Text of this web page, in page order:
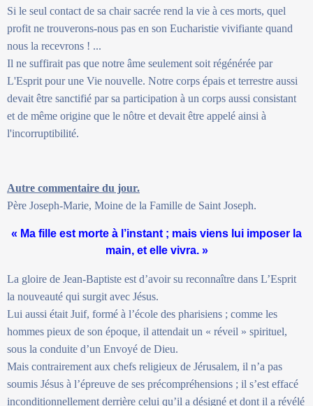
Si le seul contact de sa chair sacrée rend la vie à ces morts, quel
profit ne trouverons-nous pas en son Eucharistie vivifiante quand
nous la recevrons ! ...
Il ne suffirait pas que notre âme seulement soit régénérée par
L'Esprit pour une Vie nouvelle. Notre corps épais et terrestre aussi
devait être sanctifié par sa participation à un corps aussi consistant
et de même origine que le nôtre et devait être appelé ainsi à
l'incorruptibilité.
Autre commentaire du jour.
Père Joseph-Marie, Moine de la Famille de Saint Joseph.
« Ma fille est morte à l’instant ; mais viens lui imposer la
main, et elle vivra. »
La gloire de Jean-Baptiste est d’avoir su reconnaître dans L’Esprit
la nouveauté qui surgit avec Jésus.
Lui aussi était Juif, formé à l’école des pharisiens ; comme les
hommes pieux de son époque, il attendait un « réveil » spirituel,
sous la conduite d’un Envoyé de Dieu.
Mais contrairement aux chefs religieux de Jérusalem, il n’a pas
soumis Jésus à l’épreuve de ses précompréhensions ; il s’est effacé
inconditionnellement derrière celui qu’il a désigné et dont il a révélé